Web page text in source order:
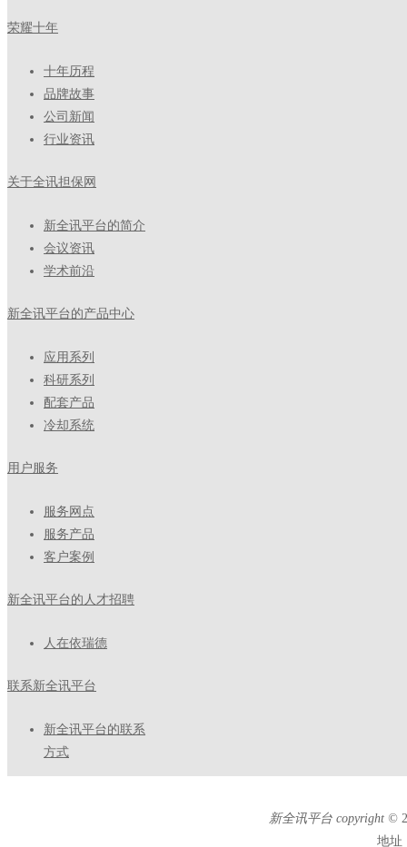
荣耀十年
十年历程
品牌故事
公司新闻
行业资讯
关于全讯担保网
新全讯平台的简介
会议资讯
学术前沿
新全讯平台的产品中心
应用系列
科研系列
配套产品
冷却系统
用户服务
服务网点
服务产品
客户案例
新全讯平台的人才招聘
人在依瑞德
联系新全讯平台
新全讯平台的联系
方式
新全讯平台 copyright ©
地址